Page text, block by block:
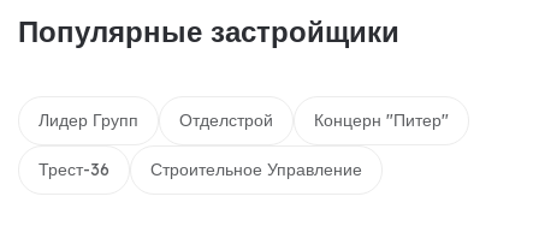
Популярные застройщики
Лидер Групп Отделстрой Концерн "Питер"
Трест-36 Строительное Управление